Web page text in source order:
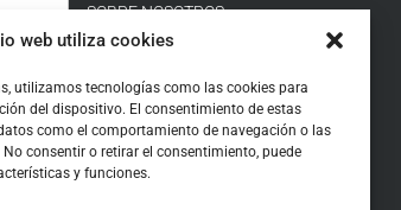
web utiliza cookies
utilizamos tecnologías como las cookies para
del dispositivo. El consentimiento de estas
como el comportamiento de navegación o las
consentir o retirar el consentimiento, puede
y funciones.
SOBRE NOSOTROS
SAT
Catálogo
Novedades
Ofertas